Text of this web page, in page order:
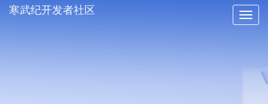
Toggle
寒武纪开发者社区